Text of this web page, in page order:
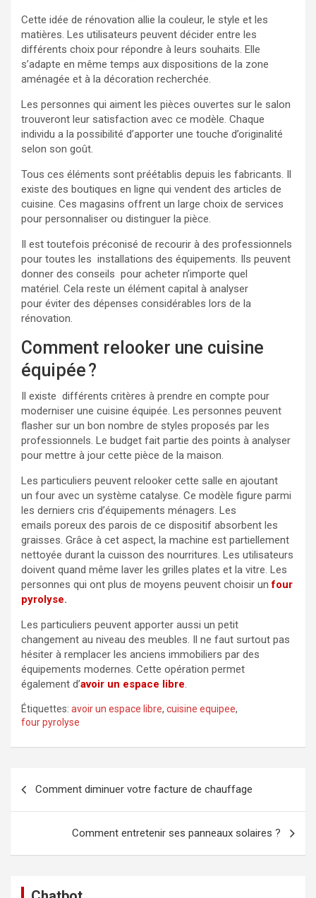
Cette idée de rénovation allie la couleur, le style et les
matières. Les utilisateurs peuvent décider entre les
différents choix pour répondre à leurs souhaits. Elle
s’adapte en même temps aux dispositions de la zone
aménagée et à la décoration recherchée.
Les personnes qui aiment les pièces ouvertes sur le salon
trouveront leur satisfaction avec ce modèle. Chaque
individu a la possibilité d’apporter une touche d’originalité
selon son goût.
Tous ces éléments sont préétablis depuis les fabricants. Il
existe des boutiques en ligne qui vendent des articles de
cuisine. Ces magasins offrent un large choix de services
pour personnaliser ou distinguer la pièce.
Il est toutefois préconisé de recourir à des professionnels
pour toutes les installations des équipements. Ils peuvent
donner des conseils pour acheter n’importe quel
matériel. Cela reste un élément capital à analyser
pour éviter des dépenses considérables lors de la
rénovation.
Comment relooker une cuisine
équipée ?
Il existe différents critères à prendre en compte pour
moderniser une cuisine équipée. Les personnes peuvent
flasher sur un bon nombre de styles proposés par les
professionnels. Le budget fait partie des points à analyser
pour mettre à jour cette pièce de la maison.
Les particuliers peuvent relooker cette salle en ajoutant
un four avec un système catalyse. Ce modèle figure parmi
les derniers cris d’équipements ménagers. Les
emails poreux des parois de ce dispositif absorbent les
graisses. Grâce à cet aspect, la machine est partiellement
nettoyée durant la cuisson des nourritures. Les utilisateurs
doivent quand même laver les grilles plates et la vitre. Les
personnes qui ont plus de moyens peuvent choisir unfour
pyrolyse.
Les particuliers peuvent apporter aussi un petit
changement au niveau des meubles. Il ne faut surtout pas
hésiter à remplacer les anciens immobiliers par des
équipements modernes. Cette opération permet
également d’avoir un espace libre.
Étiquettes: avoir un espace libre, cuisine equipee,
four pyrolyse
Comment diminuer votre facture de chauffage
Comment entretenir ses panneaux solaires ?